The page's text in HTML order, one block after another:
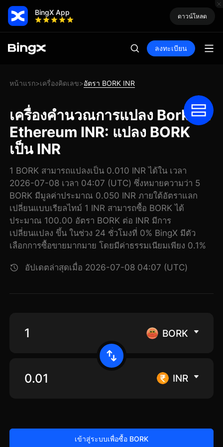
BingX App ดาวน์โหลด
ลงทะเบียน
หน้าแรก>เครื่องคิดเลข>อัตรา BORK INR
เครื่องคำนวณการแปลง Bork on
Ethereum INR: แปลง BORK
เป็น INR
1 BORK สามารถแปลงเป็น 0.010 INR ได้ใน เวลา
2026-07-08 เวลา 04:07 (UTC) ซึ่งหมายความว่า 5
BORK มีมูลค่าประมาณ 0.050 INR ภายใต้อัตราแลก
เปลี่ยนแบบเรียลไทม์ 1 INR สามารถซื้อ BORK ได้
ประมาณ 100.00 อัตรา BORK ต่อ INR มีการ
เปลี่ยนแปลง ขึ้น ในช่วง 24 ชั่วโมงที่ 0% BingX มีตัว
เลือกการซื้อขายมากมาย โดยมีค่าธรรมเนียมเพียง 0.1%
อัปเดตล่าสุดเมื่อ 2026-07-08 04:07 (UTC)
BORK
INR
เข้าสู่ระบบเพื่อซื้อ BORK